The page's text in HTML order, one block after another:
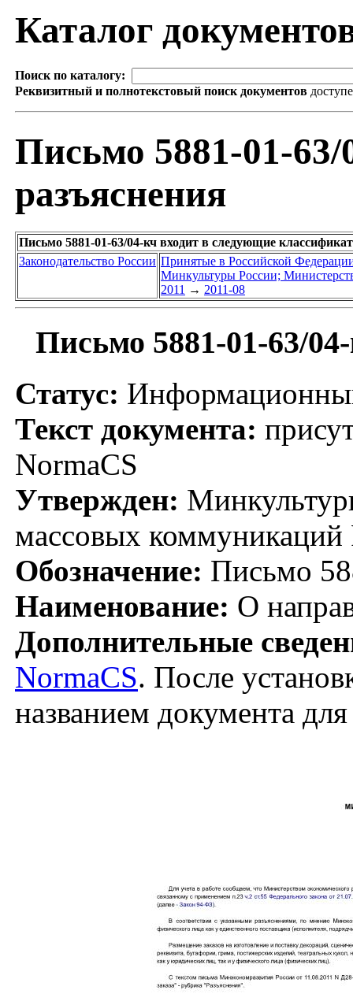
Каталог
Поиск по каталогу:
Реквизитный и полнотекстовый поиск документов
Письмо 5881-01-
разъяснения
Письмо 5881-01-63/04-кч входит в следующие
Законодательство России Принятые в Российской
Минкультуры России;
2011 → 2011-08
Письмо 5881-01-63/
Статус:
Текст документа:
NormaCS
Утвержден:
массовых
Обозначение: Письмо
Наименование: О
Дополнительные
NormaCS. После
названием документа